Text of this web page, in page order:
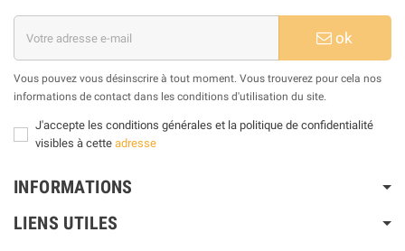
ok
Vous pouvez vous désinscrire à tout moment. Vous trouverez pour cela nos
informations de contact dans les conditions d'utilisation du site.
J'accepte les conditions générales et la politique de confidentialité
visibles à cette adresse
INFORMATIONS
LIENS UTILES